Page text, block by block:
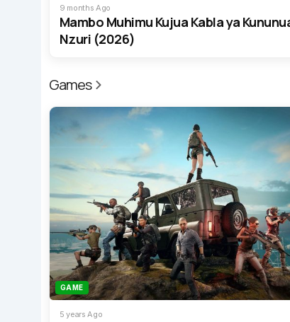
9 months Ago
Mambo Muhimu Kujua Kabla ya
Nzuri (2026)
Games
GAME
5 years Ago